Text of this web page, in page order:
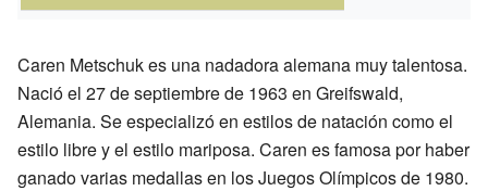
Caren Metschuk es una nadadora alemana muy talentosa.
Nació el 27 de septiembre de 1963 en Greifswald,
Alemania. Se especializó en estilos de natación como el
estilo libre y el estilo mariposa. Caren es famosa por haber
ganado varias medallas en los Juegos Olímpicos de 1980.